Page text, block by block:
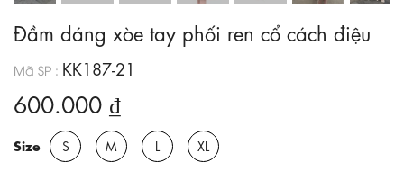
Đầm dáng xòe tay phối ren cổ cách điệu
Mã SP : KK187-21
600.000 ₫
Size S M L XL